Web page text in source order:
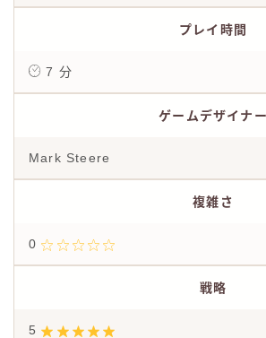
プレイ時間
7 分
ゲームデザイナー
Mark Steere
複雑さ
0
戦略
5